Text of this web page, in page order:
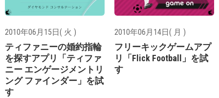
2010年06月15日( 火 )
ティファニーの婚約指輪
を探すアプリ「ティファ
ニー エンゲージメントリ
ング ファインダー」を試
す
2010年06月14日( 月 )
フリーキックゲームアプ
リ「Flick Football」を試
す